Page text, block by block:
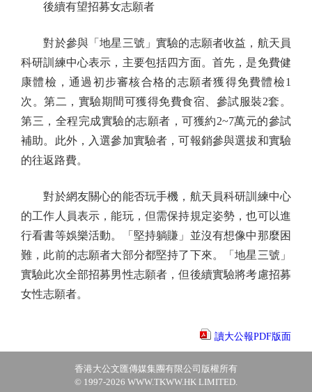
後續有望招募女志願者
對於參與「地星三號」實驗的志願者收益，航天員
科研訓練中心表示，主要包括四方面。首先，是免費健
康體檢，通過初步審核合格的志願者獲得免費體檢1
次。第二，實驗期間可獲得免費食宿、參試服裝2套。
第三，全程完成實驗的志願者，可獲約2~7萬元的參試
補助。此外，入選參加實驗者，可報銷參與選拔和實驗
的往返路費。
對於網友關心的能否玩手機，航天員科研訓練中心
的工作人員表示，能玩，但需保持規定姿勢，也可以進
行看書等娛樂活動。「堅持躺賺」並沒有想像中那麼困
難，此前的志願者大部分都堅持了下來。「地星三號」
實驗此次全部招募男性志願者，但後續實驗將考慮招募
女性志願者。
讀大公報PDF版面
香港大公文匯傳媒集團有限公司版權所有
© 1997-2026 WWW.TKWW.HK LIMITED.